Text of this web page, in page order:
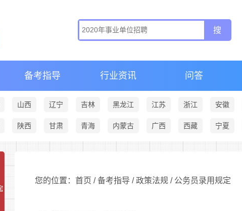
备考指导 行业资讯 问答
山西 辽宁 吉林 黑龙江 江苏 浙江 安徽
陕西 甘肃 青海 内蒙古 广西 西藏 宁夏
您的位置：首页 /备考指导 /政策法规 / 公务员录用规定